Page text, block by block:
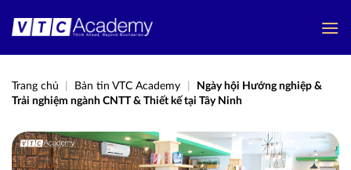
qua
Trang chủ Bản tin VTC Academy
Ngày hội Hướng nghiệp &
Trải nghiệm ngành CNTT & Thiết kế tại Tây Ninh